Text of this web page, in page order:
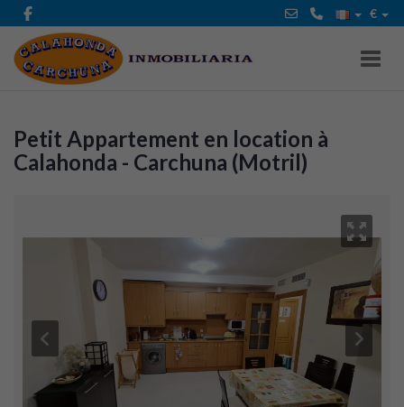
€
Petit Appartement en location à
Calahonda - Carchuna (Motril)